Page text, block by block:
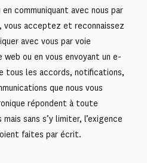
communiquant avec nous par
vous acceptez et reconnaissez
avec vous par voie
ou en vous envoyant un e-
tous les accords, notifications,
que nous vous
répondent à toute
sans s’y limiter, l’exigence
faites par écrit.